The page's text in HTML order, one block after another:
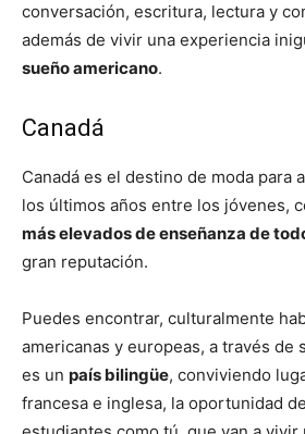
conversación, escritura, lectura y
además de vivir una experiencia
sueño americano.
Canadá
Canadá es el destino de moda para
los últimos años entre los jóvenes,
más elevados de enseñanza de
gran reputación.
Puedes encontrar, culturalmente
americanas y europeas, a través de
es un país bilingüe, conviviendo
francesa e inglesa, la oportunidad